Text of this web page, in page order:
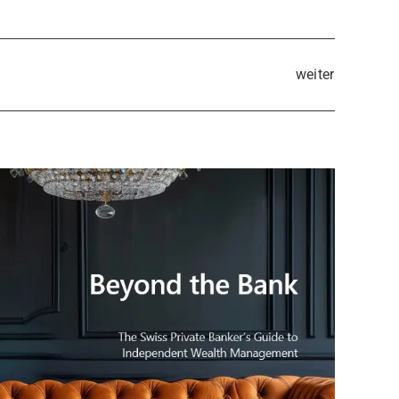
weiter